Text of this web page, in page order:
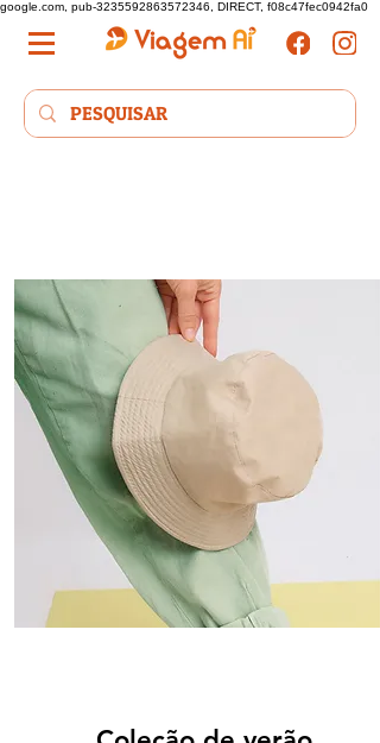
google.com, pub-3235592863572346, DIRECT, f08c47fec0942fa0